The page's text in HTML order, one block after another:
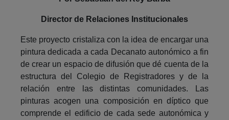
Director de Relaciones Institucionales
Este proyecto cristaliza con la idea de encargar una
pintura dedicada a cada Decanato autonómico a fin
de crear un espacio de difusión que dé cuenta de la
estructura del Colegio de Registradores y de la
relación entre las distintas comunidades. Las
pinturas acogen una composición en díptico que
comprende el edificio de cada sede autonómica y